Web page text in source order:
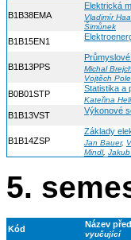
B1B38EMA
Elektrická
Vladimír
Šimůnek
B1B15EN1
B1B13PPS Michal
Vojtěch
B0B01STP
Statistika a
Kateřina
B1B13VST Výkonové
B1B14ZSP
Základy
Jan Bauer,
Mindl,
5.
Kód Název
vyučující